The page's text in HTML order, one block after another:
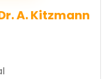
A. Kitzmann